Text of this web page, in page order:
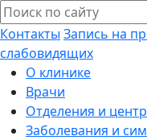
Контакты Запись на
слабовидящих
О клинике
Врачи
Отделения и
Заболевания и